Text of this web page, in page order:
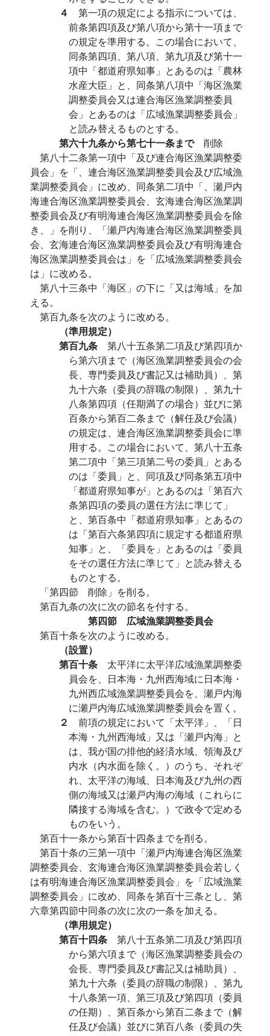
４ 第一項の規定による指示については、
前条第四項及び第八項から第十一項まで
の規定を準用する。この場合において、
同条第四項、第八項、第九項及び第十一
項中「都道府県知事」とあるのは「農林
水産大臣」と、同条第八項中「海区漁業
調整委員会又は連合海区漁業調整委員
会」とあるのは「広域漁業調整委員会」
と読み替えるものとする。
第六十九条から第七十一条まで 削除
第八十二条第一項中「及び連合海区漁業調整委
員会」を「、連合海区漁業調整委員会及び広域漁
業調整委員会」に改め、同条第二項中「、瀬戸内
海連合海区漁業調整委員会、玄海連合海区漁業調
整委員会及び有明海連合海区漁業調整委員会を除
き、」を削り、「瀬戸内海連合海区漁業調整委員
会、玄海連合海区漁業調整委員会及び有明海連合
海区漁業調整委員会は」を「広域漁業調整委員会
は」に改める。
第八十三条中「海区」の下に「又は海域」を加
える。
第百九条を次のように改める。
（準用規定）
第百九条 第八十五条第二項及び第四項か
ら第六項まで（海区漁業調整委員会の会
長、専門委員及び書記又は補助員）、第
九十六条（委員の辞職の制限）、第九十
八条第四項（任期満了の場合）並びに第
百条から第百二条まで（解任及び会議）
の規定は、連合海区漁業調整委員会に準
用する。この場合において、第八十五条
第二項中「第三項第二号の委員」とある
のは「委員」と、同項及び同条第五項中
「都道府県知事が」とあるのは「第百六
条第四項の委員の選任方法に準じて」
と、第百条中「都道府県知事」とあるの
は「第百六条第四項に規定する都道府県
知事」と、「委員を」とあるのは「委員
をその選任方法に準じて」と読み替える
ものとする。
「第四節 削除」を削る。
第百九条の次に次の節名を付する。
第四節 広域漁業調整委員会
第百十条を次のように改める。
（設置）
第百十条 太平洋に太平洋広域漁業調整委
員会を、日本海・九州西海域に日本海・
九州西広域漁業調整委員会を、瀬戸内海
に瀬戸内海広域漁業調整委員会を置く。
２ 前項の規定において「太平洋」、「日
本海・九州西海域」又は「瀬戸内海」と
は、我が国の排他的経済水域、領海及び
内水（内水面を除く。）のうち、それぞ
れ、太平洋の海域、日本海及び九州の西
側の海域又は瀬戸内海の海域（これらに
隣接する海域を含む。）で政令で定める
ものをいう。
第百十一条から第百十四条までを削る。
第百十条の三第一項中「瀬戸内海連合海区漁業
調整委員会、玄海連合海区漁業調整委員会若しく
は有明海連合海区漁業調整委員会」を「広域漁業
調整委員会」に改め、同条を第百十三条とし、第
六章第四節中同条の次に次の一条を加える。
（準用規定）
第百十四条 第八十五条第二項及び第四項
から第六項まで（海区漁業調整委員会の
会長、専門委員及び書記又は補助員）、
第九十六条（委員の辞職の制限）、第九
十八条第一項、第三項及び第四項（委員
の任期）、第百条から第百二条まで（解
任及び会議）並びに第百八条（委員の失